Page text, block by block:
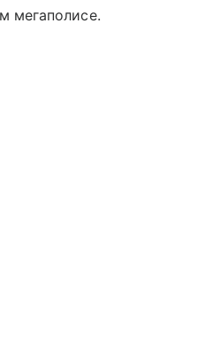
мегаполисе.